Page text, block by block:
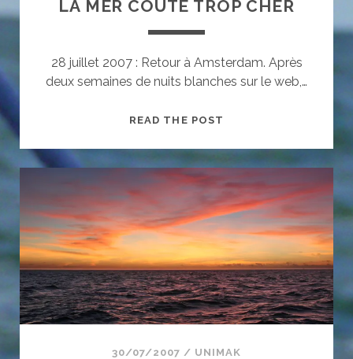
LA MER COÛTE TROP CHER
28 juillet 2007 : Retour à Amsterdam. Après
deux semaines de nuits blanches sur le web,…
READ THE POST
COÛTE
CHER
30/07/2007 / UNIMAK